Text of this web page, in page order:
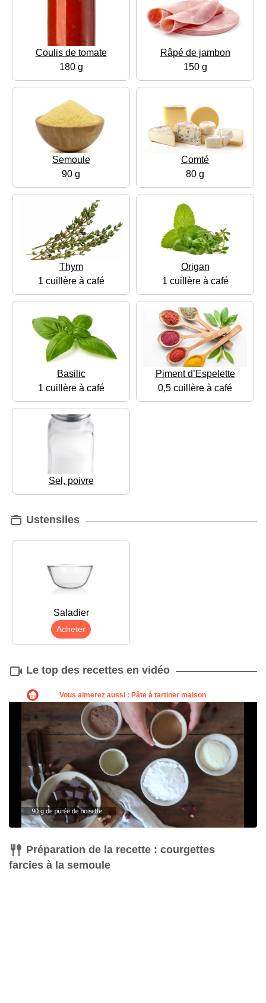
Coulis de tomate
180 g
Râpé de jambon
150 g
Semoule
90 g
Comté
80 g
Thym
1 cuillère à café
Origan
1 cuillère à café
Basilic
1 cuillère à café
Piment d’Espelette
0,5 cuillère à café
Sel, poivre
Ustensiles
Saladier
Acheter
Le top des recettes en vidéo
Préparation de la recette : courgettes
farcies à la semoule